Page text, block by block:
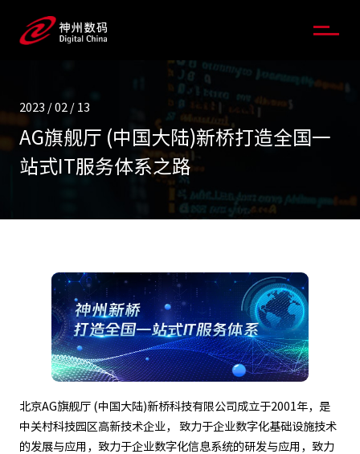
2023 / 02 / 13
AG旗舰厅 (中国大陆)新桥打造全国一
站式IT服务体系之路
北京AG旗舰厅 (中国大陆)新桥科技有限公司成立于2001年，是
中关村科技园区高新技术企业， 致力于企业数字化基础设施技术
的发展与应用，致力于企业数字化信息系统的研发与应用，致力